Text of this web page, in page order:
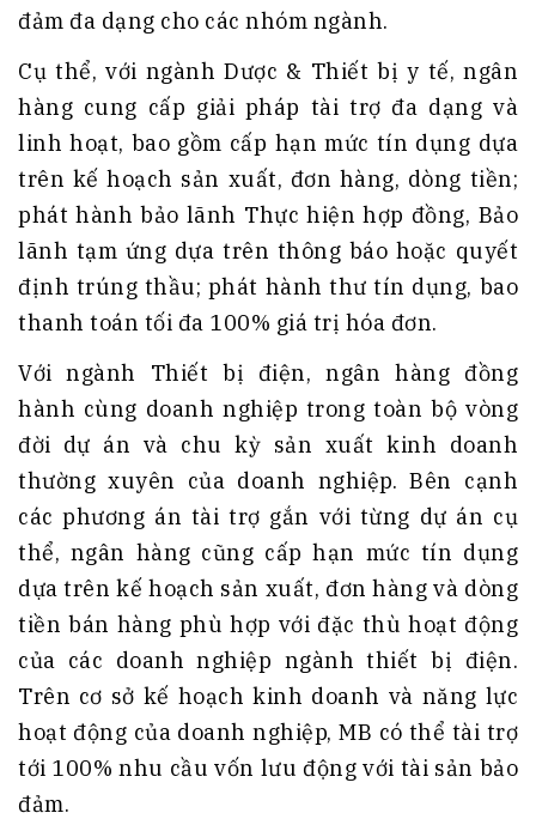
đảm đa dạng cho các nhóm ngành.
Cụ thể, với ngành Dược & Thiết bị y tế, ngân
hàng cung cấp giải pháp tài trợ đa dạng và
linh hoạt, bao gồm cấp hạn mức tín dụng dựa
trên kế hoạch sản xuất, đơn hàng, dòng tiền;
phát hành bảo lãnh Thực hiện hợp đồng, Bảo
lãnh tạm ứng dựa trên thông báo hoặc quyết
định trúng thầu; phát hành thư tín dụng, bao
thanh toán tối đa 100% giá trị hóa đơn.
Với ngành Thiết bị điện, ngân hàng đồng
hành cùng doanh nghiệp trong toàn bộ vòng
đời dự án và chu kỳ sản xuất kinh doanh
thường xuyên của doanh nghiệp. Bên cạnh
các phương án tài trợ gắn với từng dự án cụ
thể, ngân hàng cũng cấp hạn mức tín dụng
dựa trên kế hoạch sản xuất, đơn hàng và dòng
tiền bán hàng phù hợp với đặc thù hoạt động
của các doanh nghiệp ngành thiết bị điện.
Trên cơ sở kế hoạch kinh doanh và năng lực
hoạt động của doanh nghiệp, MB có thể tài trợ
tới 100% nhu cầu vốn lưu động với tài sản bảo
đảm.